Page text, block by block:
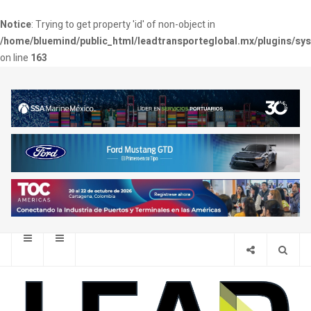
Notice: Trying to get property 'id' of non-object in
/home/bluemind/public_html/leadtransporteglobal.mx/plugins/
on line 163